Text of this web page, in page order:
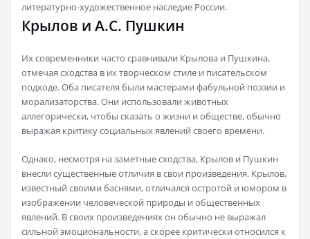
литературно-художественное наследие России.
Крылов и А.С. Пушкин
Их современники часто сравнивали Крылова и Пушкина,
отмечая сходства в их творческом стиле и писательском
подходе. Оба писателя были мастерами фабульной поэзии и
морализаторства. Они использовали животных
аллегорически, чтобы сказать о жизни и обществе, обычно
выражая критику социальных явлений своего времени.
Однако, несмотря на заметные сходства, Крылов и Пушкин
внесли существенные отличия в свои произведения. Крылов,
известный своими баснями, отличался остротой и юмором в
изображении человеческой природы и общественных
явлений. В своих произведениях он обычно не выражал
сильной эмоциональности, а скорее критически относился к